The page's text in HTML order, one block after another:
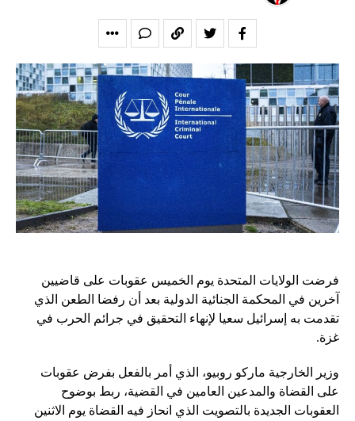
فرضت الولايات المتحدة يوم الخميس عقوبات على قاضيين
آخرين في المحكمة الجنائية الدولية بعد أن رفضا الطعن الذي
تقدمت به إسرائيل سعيا لإنهاء التحقيق في جرائم الحرب في
غزة.
وزير الخارجية ماركو روبيو، الذي أمر بالفعل بفرض عقوبات
على القضاة والمدعين العامين في القضية، ربط بوضوح
العقوبات الجديدة بالتصويت الذي انحاز فيه القضاة يوم الاثنين